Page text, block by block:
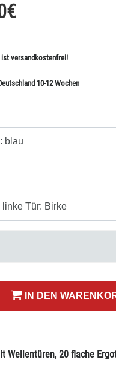
€
ist versandkostenfrei!
10-12 Wochen
IN DEN
Wellentüren, 20 flache